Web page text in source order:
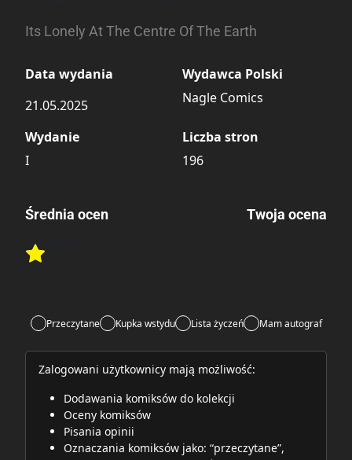
Its Lonely At The Centre Of The Earth
Data wydania
21.05.2025
Wydawca Polski
Nagle Comics
Wydanie
I
Liczba stron
196
Średnia ocen
Rate this item:
Twoja ocena
Przeczytane Kupka wstydu Lista życzeń Mam autograf
Zalogowani użytkownicy mają możliwość:
Dodawania komiksów do kolekcji
Oceny komiksów
Pisania opinii
Oznaczania komiksów jako: “przeczytane”,